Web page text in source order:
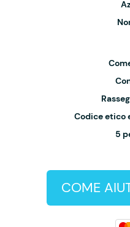
Codice etico
5
COME